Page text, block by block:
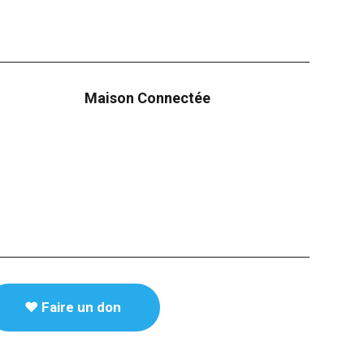
Maison Connectée
♥️ Faire un don